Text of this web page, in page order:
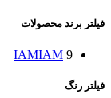
فیلتر برند محصولات
IAMIAM 9
فیلتر رنگ